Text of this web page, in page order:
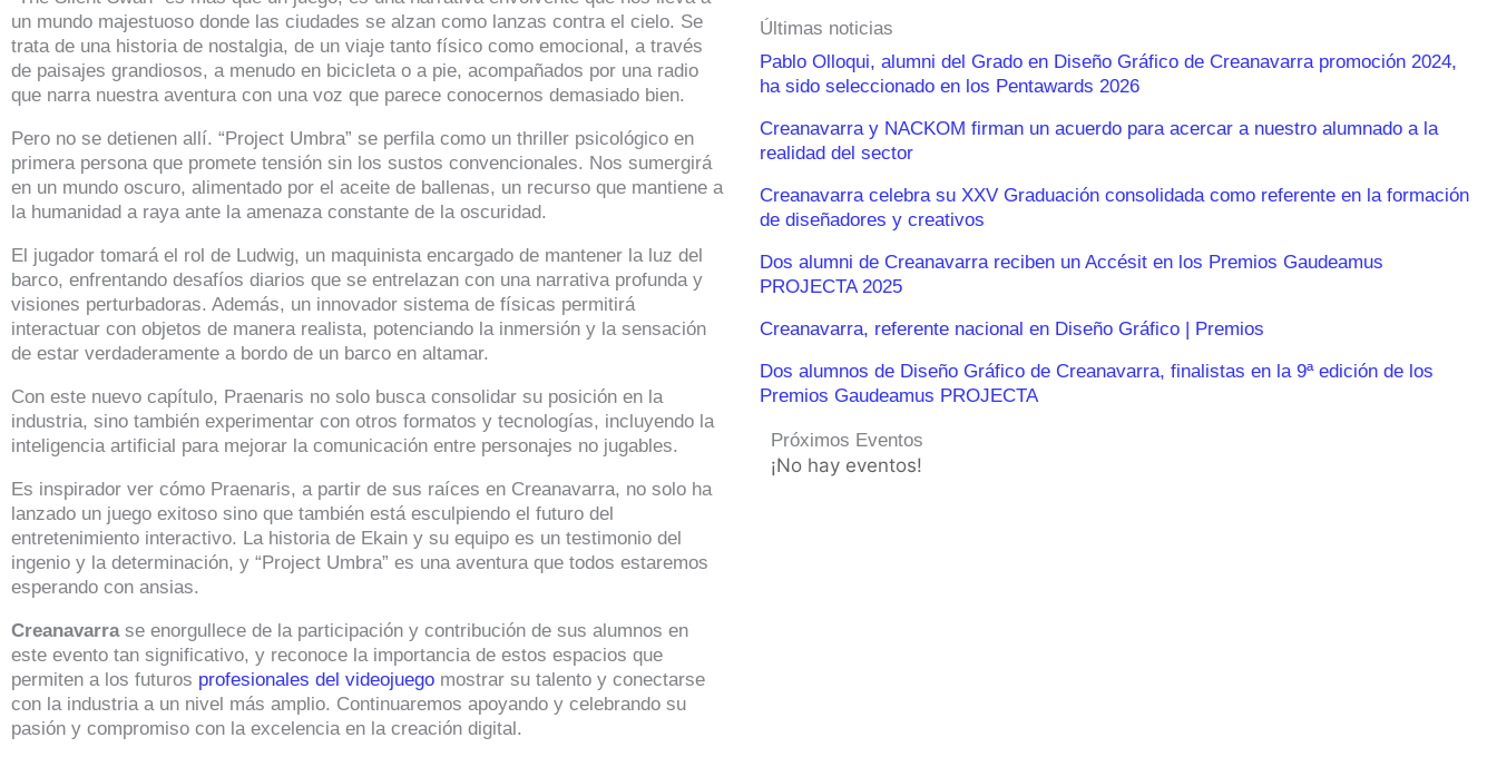
un mundo majestuoso donde las ciudades se alzan como lanzas contra el cielo. Se
trata de una historia de nostalgia, de un viaje tanto físico como emocional, a través
de paisajes grandiosos, a menudo en bicicleta o a pie, acompañados por una radio
que narra nuestra aventura con una voz que parece conocernos demasiado bien.
Pero no se detienen allí. “Project Umbra” se perfila como un thriller psicológico en
primera persona que promete tensión sin los sustos convencionales. Nos sumergirá
en un mundo oscuro, alimentado por el aceite de ballenas, un recurso que mantiene a
la humanidad a raya ante la amenaza constante de la oscuridad.
El jugador tomará el rol de Ludwig, un maquinista encargado de mantener la luz del
barco, enfrentando desafíos diarios que se entrelazan con una narrativa profunda y
visiones perturbadoras. Además, un innovador sistema de físicas permitirá
interactuar con objetos de manera realista, potenciando la inmersión y la sensación
de estar verdaderamente a bordo de un barco en altamar.
Con este nuevo capítulo, Praenaris no solo busca consolidar su posición en la
industria, sino también experimentar con otros formatos y tecnologías, incluyendo la
inteligencia artificial para mejorar la comunicación entre personajes no jugables.
Es inspirador ver cómo Praenaris, a partir de sus raíces en Creanavarra, no solo ha
lanzado un juego exitoso sino que también está esculpiendo el futuro del
entretenimiento interactivo. La historia de Ekain y su equipo es un testimonio del
ingenio y la determinación, y “Project Umbra” es una aventura que todos estaremos
esperando con ansias.
Creanavarrase enorgullece de la participación y contribución de sus alumnos en
este evento tan significativo, y reconoce la importancia de estos espacios que
permiten a los futuros profesionales del videojuego mostrar su talento y conectarse
con la industria a un nivel más amplio. Continuaremos apoyando y celebrando su
pasión y compromiso con la excelencia en la creación digital.
Últimas noticias
Pablo Olloqui, alumni del Grado en Diseño Gráfico de Creanavarra promoción 2024,
ha sido seleccionado en los Pentawards 2026
Creanavarra y NACKOM firman un acuerdo para acercar a nuestro alumnado a la
realidad del sector
Creanavarra celebra su XXV Graduación consolidada como referente en la formación
de diseñadores y creativos
Dos alumni de Creanavarra reciben un Accésit en los Premios Gaudeamus
PROJECTA 2025
Creanavarra, referente nacional en Diseño Gráfico | Premios
Dos alumnos de Diseño Gráfico de Creanavarra, finalistas en la 9ª edición de los
Premios Gaudeamus PROJECTA
Próximos Eventos
¡No hay eventos!